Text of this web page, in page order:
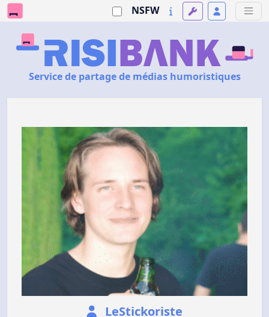
NSFW
Service de partage de médias humoristiques
LeStickoriste